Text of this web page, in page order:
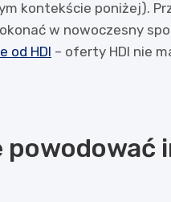
kontekście poniżej).
w nowoczesny
od HDI – oferty HDI nie
powodować